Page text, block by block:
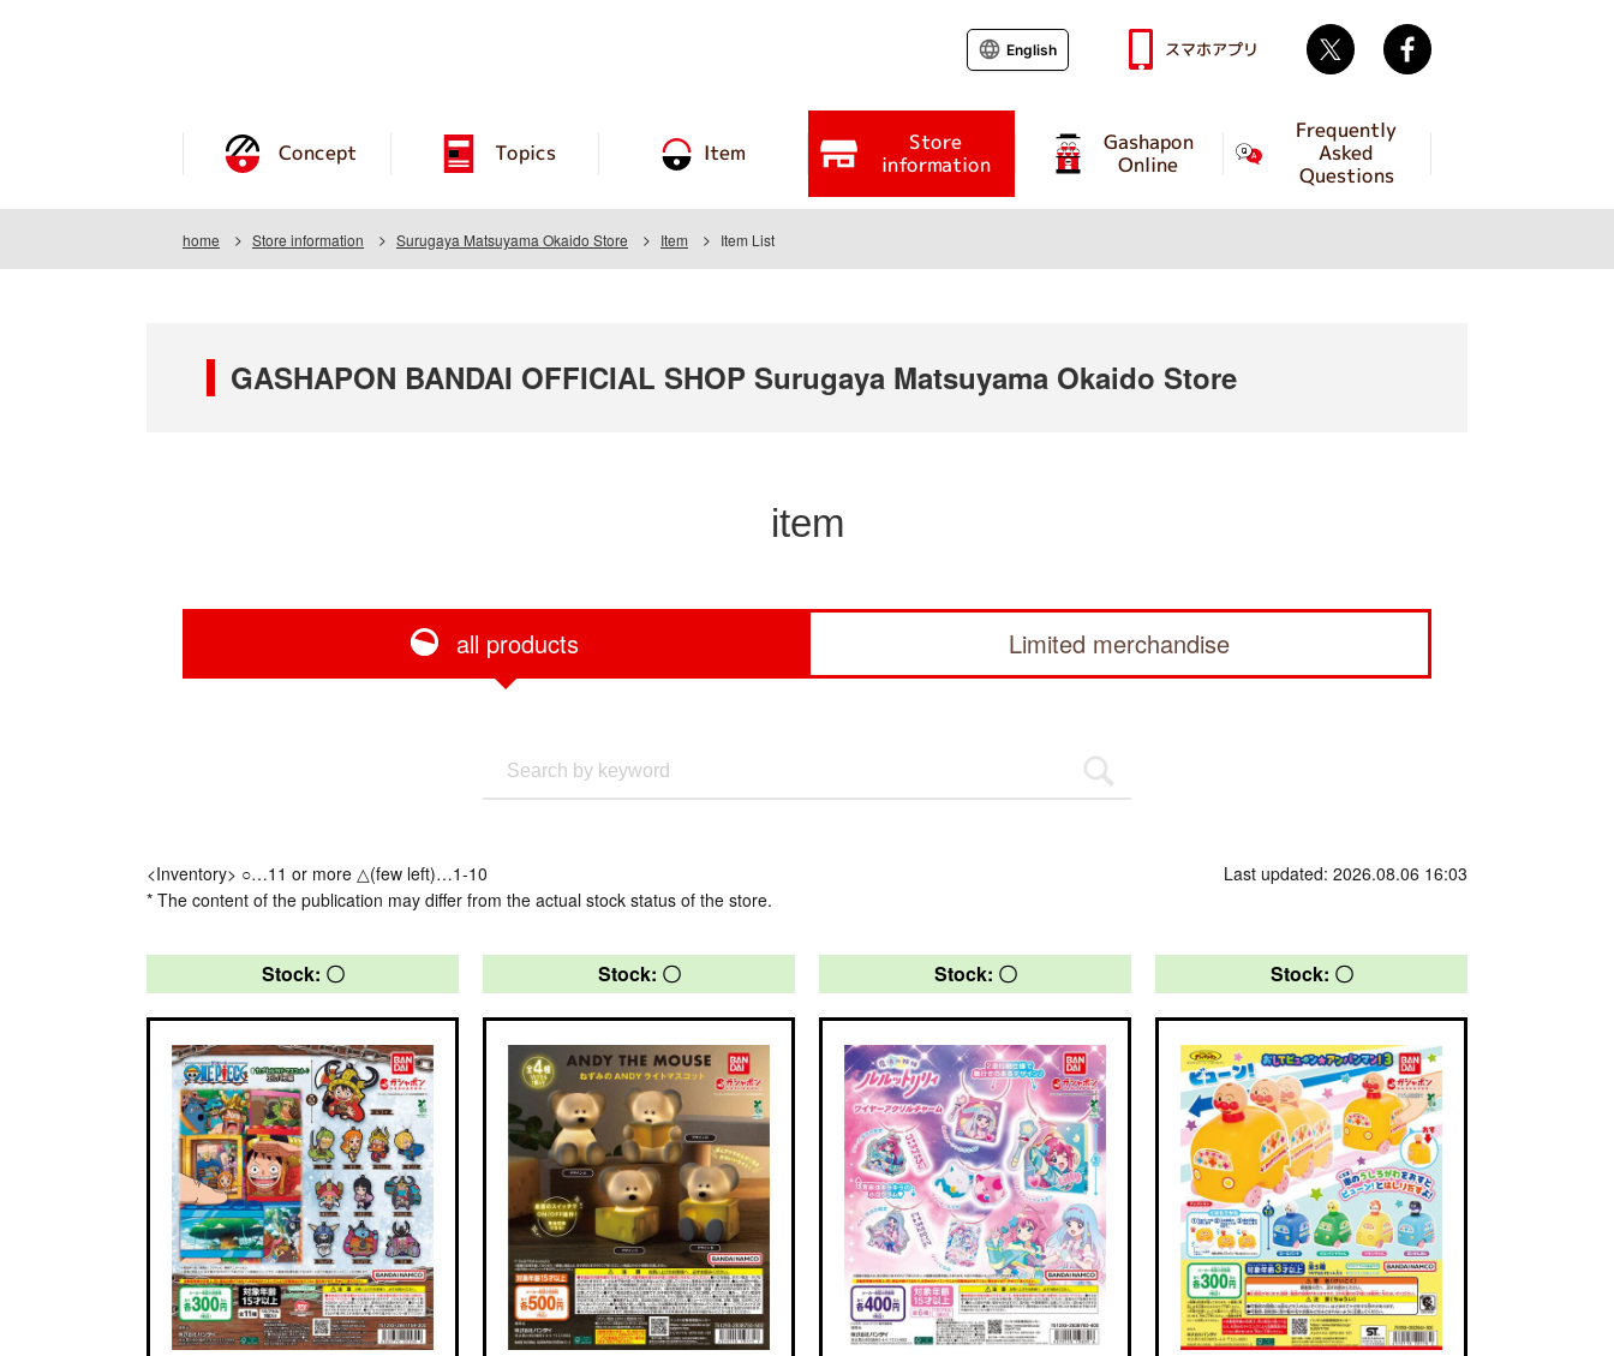
Concept Topics Item Store
information
Gashapon
Online
Frequently
Asked
Questions
English スマホアプリ Twitter
home Store information Surugaya Matsuyama Okaido Store Item Item List
GASHAPON BANDAI OFFICIAL SHOP Surugaya Matsuyama Okaido Store
item
all products Limited merchandise
<Inventory> ○…11 or more △(few left)…1-10
* The content of the publication may differ from the actual stock status of the store.
Last updated: 2026.08.06 16:03
Stock: 〇 Stock: 〇 Stock: 〇 Stock: 〇